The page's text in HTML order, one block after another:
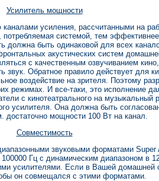
Усилитель мощности
усиления, рассчитанными на
системой, тем
должна быть одинаковой для всех
акустических систем
с качественным озвучиванием
Обратное правило действует для
воздействие на зрителя. Поэтому
режимах. И все-таки, это исполнение
с кинотеатрального на музыкальный
усилителя. Она должна быть
достаточно мощности 100 Вт на канал.
Совместимость
звуковыми форматами
100000 Гц с динамическим диапазоном
усилителями. Если в Вашей домашней
он совмещался с этими форматами.